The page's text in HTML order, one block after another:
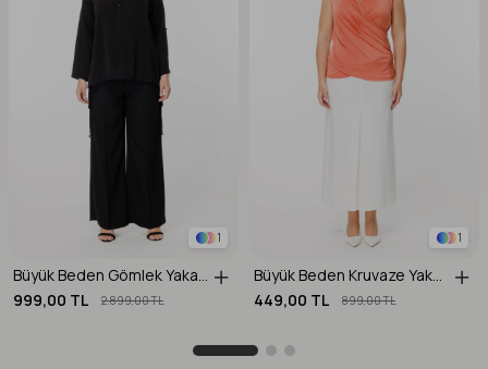
1
Büyük Beden Gömlek Yaka Ayarlanabilir İp Detaylı Bluz-SİYAH
999,00 TL
2.899,00 TL
1
Büyük Beden Kruvaze Yaka Bluz-ŞEFTALİ
449,00 TL
899,00 TL